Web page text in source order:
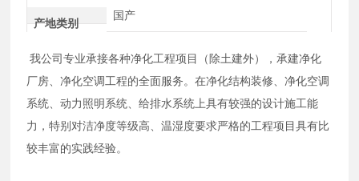
产地类别
国产
我公司专业承接各种净化工程项目（除土建外），承建净化
厂房、净化空调工程的全面服务。在净化结构装修、净化空调
系统、动力照明系统、给排水系统上具有较强的设计施工能
力，特别对洁净度等级高、温湿度要求严格的工程项目具有比
较丰富的实践经验。